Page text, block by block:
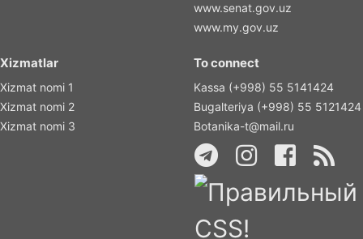
www.senat.gov.uz
www.my.gov.uz
Xizmatlar
Xizmat nomi 1
Xizmat nomi 2
Xizmat nomi 3
To connect
Kassa (+998) 55 5141424
Bugalteriya (+998) 55 5121424
Botanika-t@mail.ru